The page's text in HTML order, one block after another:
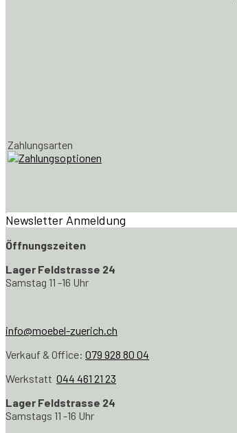
Zahlungsarten
Newsletter Anmeldung
Öffnungszeiten
Lager Feldstrasse 24
Samstag 11 -16 Uhr
info@moebel-zuerich.ch
Verkauf & Office: 079 928 80 04
Werkstatt 044 461 21 23
Lager Feldstrasse 24
Samstags 11 -16 Uhr